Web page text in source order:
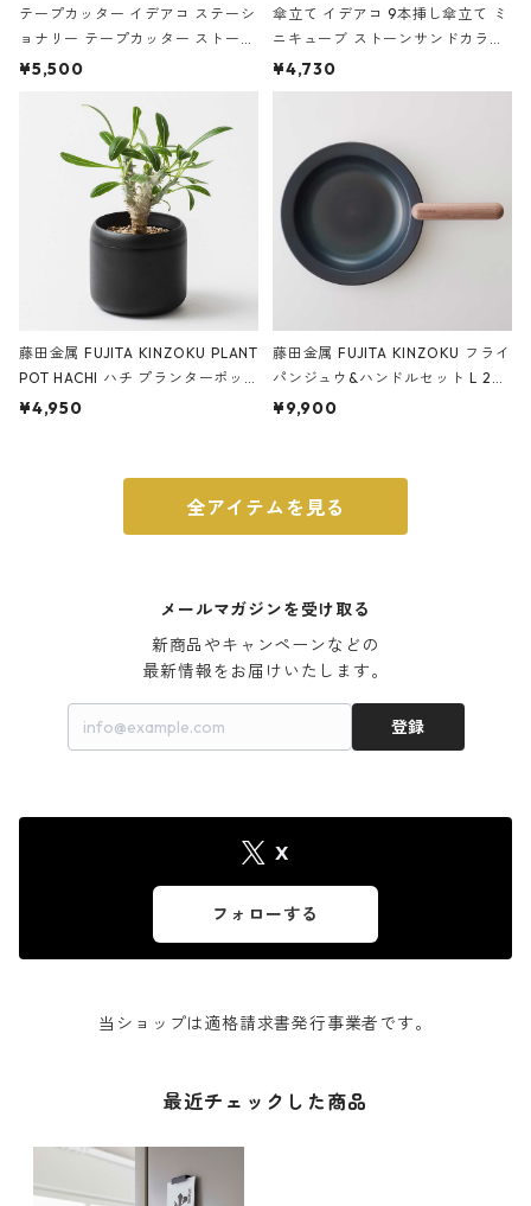
テープカッター イデアコ ステーシ
ョナリー テープカッター ストーン
サンドカラー 石調 ideaco Station
¥5,500
傘立て イデアコ 9本挿し傘立て ミ
ニキューブ ストーンサンドカラー
石調 ideaco Umbrella Stand CUB
E ストーンサンドブラック
¥4,730
藤田金属 FUJITA KINZOKU PLANT
POT HACHI ハチ プランターポッ
ト 3号 ブラック
¥4,950
藤田金属 FUJITA KINZOKU フライ
パンジュウ&ハンドルセット L 24c
m ガス火・IH対応 鉄フライパン
¥9,900
全アイテムを見る
メールマガジンを受け取る
新商品やキャンペーンなどの
最新情報をお届けいたします。
登録
X
フォローする
当ショップは適格請求書発行事業者です。
最近チェックした商品